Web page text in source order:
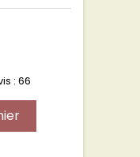
: 66